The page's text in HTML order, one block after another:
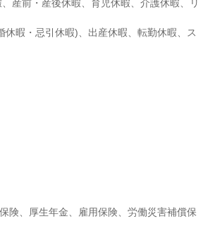
険、厚生年金、雇用保険、労働災害補償保